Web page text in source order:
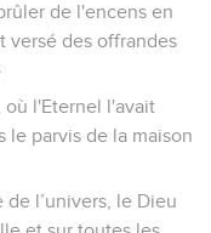
de l'encens en
versé des offrandes
où l'Eternel l'avait
le parvis de la maison
de l’univers, le Dieu